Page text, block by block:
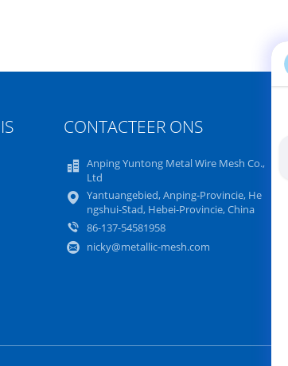
CONTACTEER ONS
Anping Yuntong Metal Wire Mesh Co.,
Ltd
Yantuangebied, Anping-Provincie, He
ngshui-Stad, Hebei-Provincie, China
86-137-54581958
nicky@metallic-mesh.com